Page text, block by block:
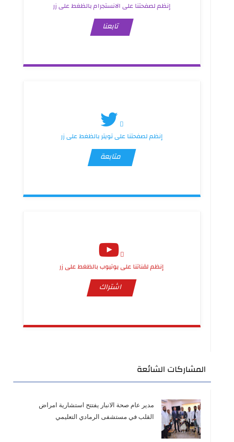
إنظم لصفحتنا على الانستجرام بالظغط على زر
تابعنا
إنظم لصفحتنا على تويتر بالظغط على زر
متابعة
إنظم لقناتنا على يوتيوب بالظغط على زر
اشتراك
المشاركات الشائعة
مدير عام صحة الانبار يفتتح استشارية امراض
القلب في مستشفى الرمادي التعليمي